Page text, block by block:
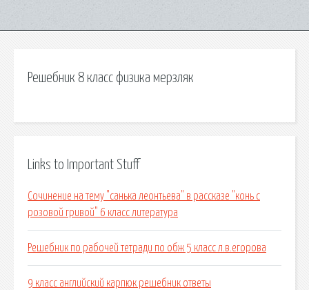
Решебник 8 класс физика мерзляк
Links to Important Stuff
Сочинение на тему "санька леонтьева" в рассказе "конь с
розовой гривой" 6 класс литература
Решебник по рабочей тетради по обж 5 класс л.в.егорова
9 класс английский карпюк решебник ответы